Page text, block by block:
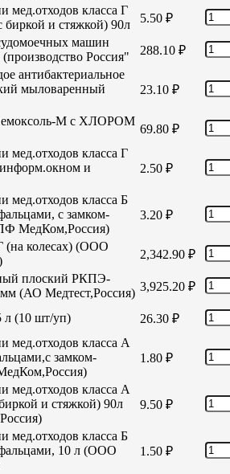
мед.отходов класса Г
и стяжкой) 90л
5.50 ₽
машин
Россия"
288.10 ₽
антибактериальное
мыловаренный
23.10 ₽
М с ХЛОРОМ
69.80 ₽
мед.отходов класса Г
и
2.50 ₽
мед.отходов класса Б
с замком-
МедКом,Россия)
3.20 ₽
колесах) (ООО
2,342.90 ₽
плоский РКПЭ-
(АО Медтест,Россия) 3,925.20 ₽
л (10 шт/уп) 26.30 ₽
мед.отходов класса А
замком-
1.80 ₽
мед.отходов класса А
и стяжкой) 90л
9.50 ₽
мед.отходов класса Б
10 л (ООО
1.50 ₽